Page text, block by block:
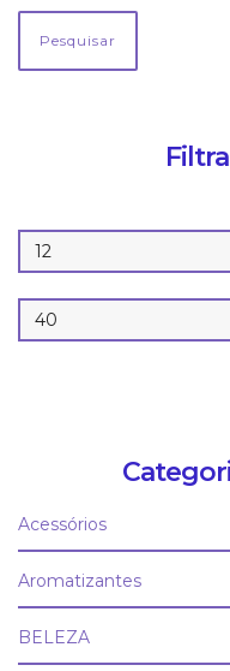
Pesquisar
Acessórios
Aromatizantes
BELEZA